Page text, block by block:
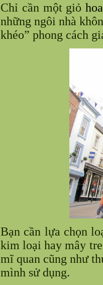
Chỉ cần một giỏhoa
những ngôi nhà
khéo” phong cách
Bạn cần lựa chọn
kim loại hay mây
mĩ quan cũng như
mình sử dụng.